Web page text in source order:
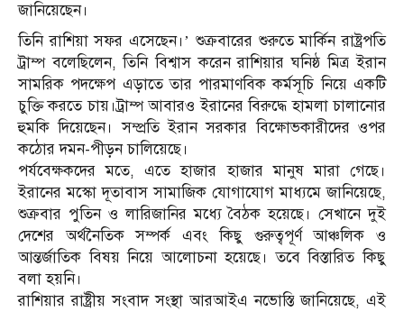
জানিয়েছেন।
তিনি রাশিয়া সফর এসেছেন।’ শুক্রবারের শুরুতে মার্কিন রাষ্ট্রপতি
ট্রাম্প বলেছিলেন, তিনি বিশ্বাস করেন রাশিয়ার ঘনিষ্ঠ মিত্র ইরান
সামরিক পদক্ষেপ এড়াতে তার পারমাণবিক কর্মসূচি নিয়ে একটি
চুক্তি করতে চায়।ট্রাম্প আবারও ইরানের বিরুদ্ধে হামলা চালানোর
হুমকি দিয়েছেন। সম্প্রতি ইরান সরকার বিক্ষোভকারীদের ওপর
কঠোর দমন-পীড়ন চালিয়েছে।
পর্যবেক্ষকদের মতে, এতে হাজার হাজার মানুষ মারা গেছে।
ইরানের মস্কো দূতাবাস সামাজিক যোগাযোগ মাধ্যমে জানিয়েছে,
শুক্রবার পুতিন ও লারিজানির মধ্যে বৈঠক হয়েছে। সেখানে দুই
দেশের অর্থনৈতিক সম্পর্ক এবং কিছু গুরুত্বপূর্ণ আঞ্চলিক ও
আন্তর্জাতিক বিষয় নিয়ে আলোচনা হয়েছে। তবে বিস্তারিত কিছু
বলা হয়নি।
রাশিয়ার রাষ্ট্রীয় সংবাদ সংস্থা আরআইএ নভোস্তি জানিয়েছে, এই